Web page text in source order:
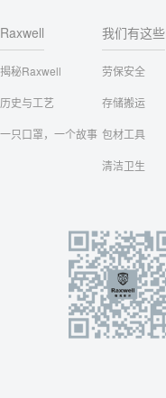
Raxwell
揭秘Raxwell
历史与工艺
一只口罩，一个故事
我们有这些
劳保安全
存储搬运
包材工具
清洁卫生